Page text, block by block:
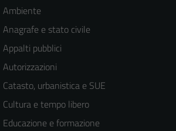
Ambiente
Anagrafe e stato civile
Appalti pubblici
Autorizzazioni
Catasto, urbanistica e SUE
Cultura e tempo libero
Educazione e formazione